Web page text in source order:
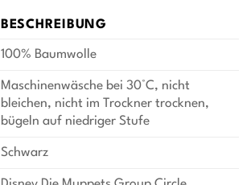
BESCHREIBUNG
100% Baumwolle
Maschinenwäsche bei 30°C, nicht
bleichen, nicht im Trockner trocknen,
bügeln auf niedriger Stufe
Schwarz